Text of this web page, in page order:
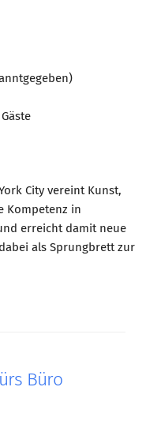
City vereint Kunst,
Kompetenz in
erreicht damit neue
als Sprungbrett zur
Büro